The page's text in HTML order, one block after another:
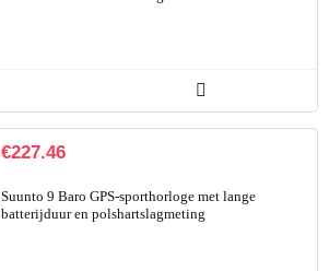
€227.46
Suunto 9 Baro GPS-sporthorloge met lange
batterijduur en polshartslagmeting